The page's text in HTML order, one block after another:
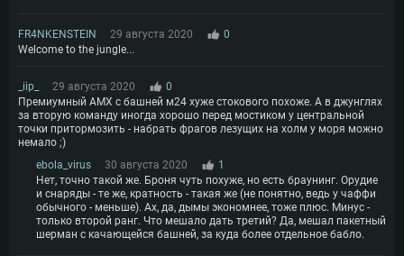
FR4NKENSTEIN 29 августа 2020
0
Welcome to the jungle...
_iip_ 29 августа 2020
0
Премиумный АМХ с башней м24 хуже стокового похоже. А в джунглях
за вторую команду иногда хорошо перед мостиком у центральной
точки притормозить - набрать фрагов лезущих на холм у моря можно
немало ;)
ebola_virus
30 августа 2020
1
Нет, точно такой же. Броня чуть похуже, но есть браунинг. Орудие
и снаряды - те же, кратность - такая же (не понятно, ведь у чаффи
обычного - меньше). Ах, да, дымы экономнее, тоже плюс. Минус -
только второй ранг. Что мешало дать третий? Да, мешал пакетный
шерман с качающейся башней, за куда более отдельное бабло.